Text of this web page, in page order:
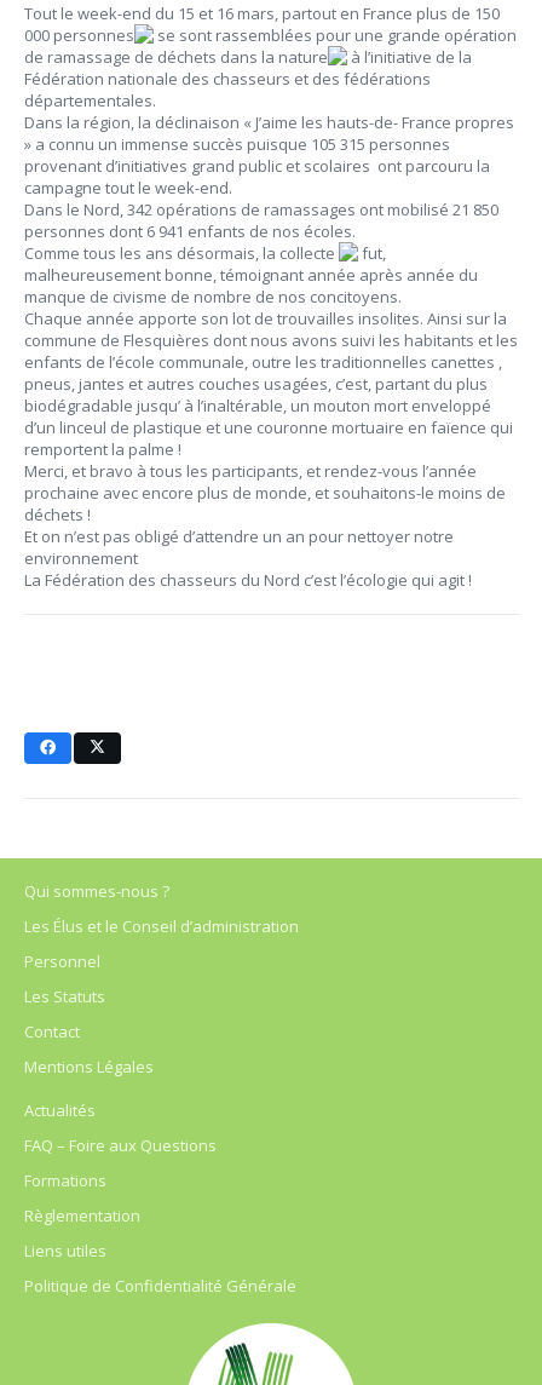
Tout le week-end du 15 et 16 mars, partout en France plus de 150
000 personnes
se sont rassemblées pour une grande opération
de ramassage de déchets dans la nature
à l’initiative de la
Fédération nationale des chasseurs et des fédérations
départementales.
Dans la région, la déclinaison « J’aime les hauts-de- France propres
» a connu un immense succès puisque 105 315 personnes
provenant d’initiatives grand public et scolaires ont parcouru la
campagne tout le week-end.
Dans le Nord, 342 opérations de ramassages ont mobilisé 21 850
personnes dont 6 941 enfants de nos écoles.
Comme tous les ans désormais, la collecte
fut,
malheureusement bonne, témoignant année après année du
manque de civisme de nombre de nos concitoyens.
Chaque année apporte son lot de trouvailles insolites. Ainsi sur la
commune de Flesquières dont nous avons suivi les habitants et les
enfants de l’école communale, outre les traditionnelles canettes ,
pneus, jantes et autres couches usagées, c’est, partant du plus
biodégradable jusqu’ à l’inaltérable, un mouton mortenveloppé
d’un linceul de plastique et une couronne mortuaire en faïence qui
remportent la palme !
Merci, et bravo à tous les participants, et rendez-vous l’année
prochaine avec encore plus de monde, et souhaitons-le moins de
déchets !
Et on n’est pas obligé d’attendre un an pour nettoyer notre
environnement
La Fédération des chasseurs du Nord c’est l’écologie qui agit !
Qui sommes-nous ?
Les Élus et le Conseil d’administration
Personnel
Les Statuts
Contact
Mentions Légales
Actualités
FAQ – Foire aux Questions
Formations
Règlementation
Liens utiles
Politique de Confidentialité Générale